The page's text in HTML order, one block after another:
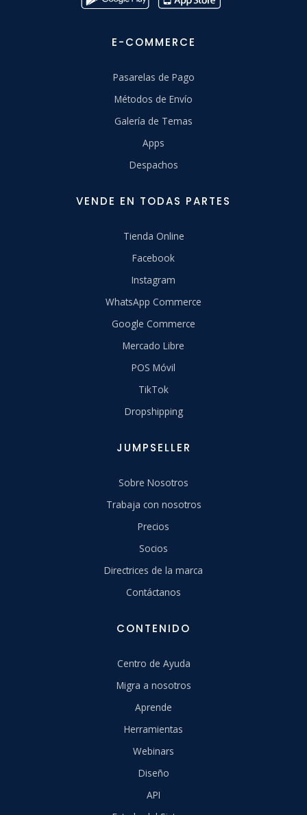
E-COMMERCE
Pasarelas de Pago
Métodos de Envío
Galería de Temas
Apps
Despachos
VENDE EN TODAS PARTES
Tienda Online
Facebook
Instagram
WhatsApp Commerce
Google Commerce
Mercado Libre
POS Móvil
TikTok
Dropshipping
JUMPSELLER
Sobre Nosotros
Trabaja con nosotros
Precios
Socios
Directrices de la marca
Contáctanos
CONTENIDO
Centro de Ayuda
Migra a nosotros
Aprende
Herramientas
Webinars
Diseño
API